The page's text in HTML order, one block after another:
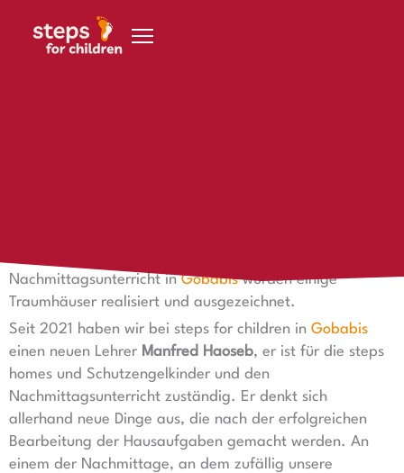
Nachmittagsunterricht inGobabiswurden einige
Traumhäuser realisiert und ausgezeichnet.
Seit 2021 haben wir bei steps for children in Gobabis
einen neuen Lehrer Manfred Haoseb, er ist für die steps
homes und Schutzengelkinder und den
Nachmittagsunterricht zuständig. Er denkt sich
allerhand neue Dinge aus, die nach der erfolgreichen
Bearbeitung der Hausaufgaben gemacht werden. An
einem der Nachmittage, an dem zufällig unsere